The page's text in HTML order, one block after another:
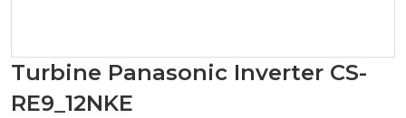
Turbine Panasonic Inverter CS-
RE9_12NKE